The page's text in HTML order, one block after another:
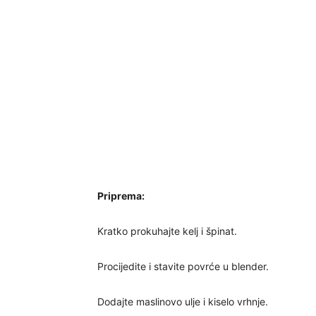
Priprema:
Kratko prokuhajte kelj i špinat.
Procijedite i stavite povrće u blender.
Dodajte maslinovo ulje i kiselo vrhnje.